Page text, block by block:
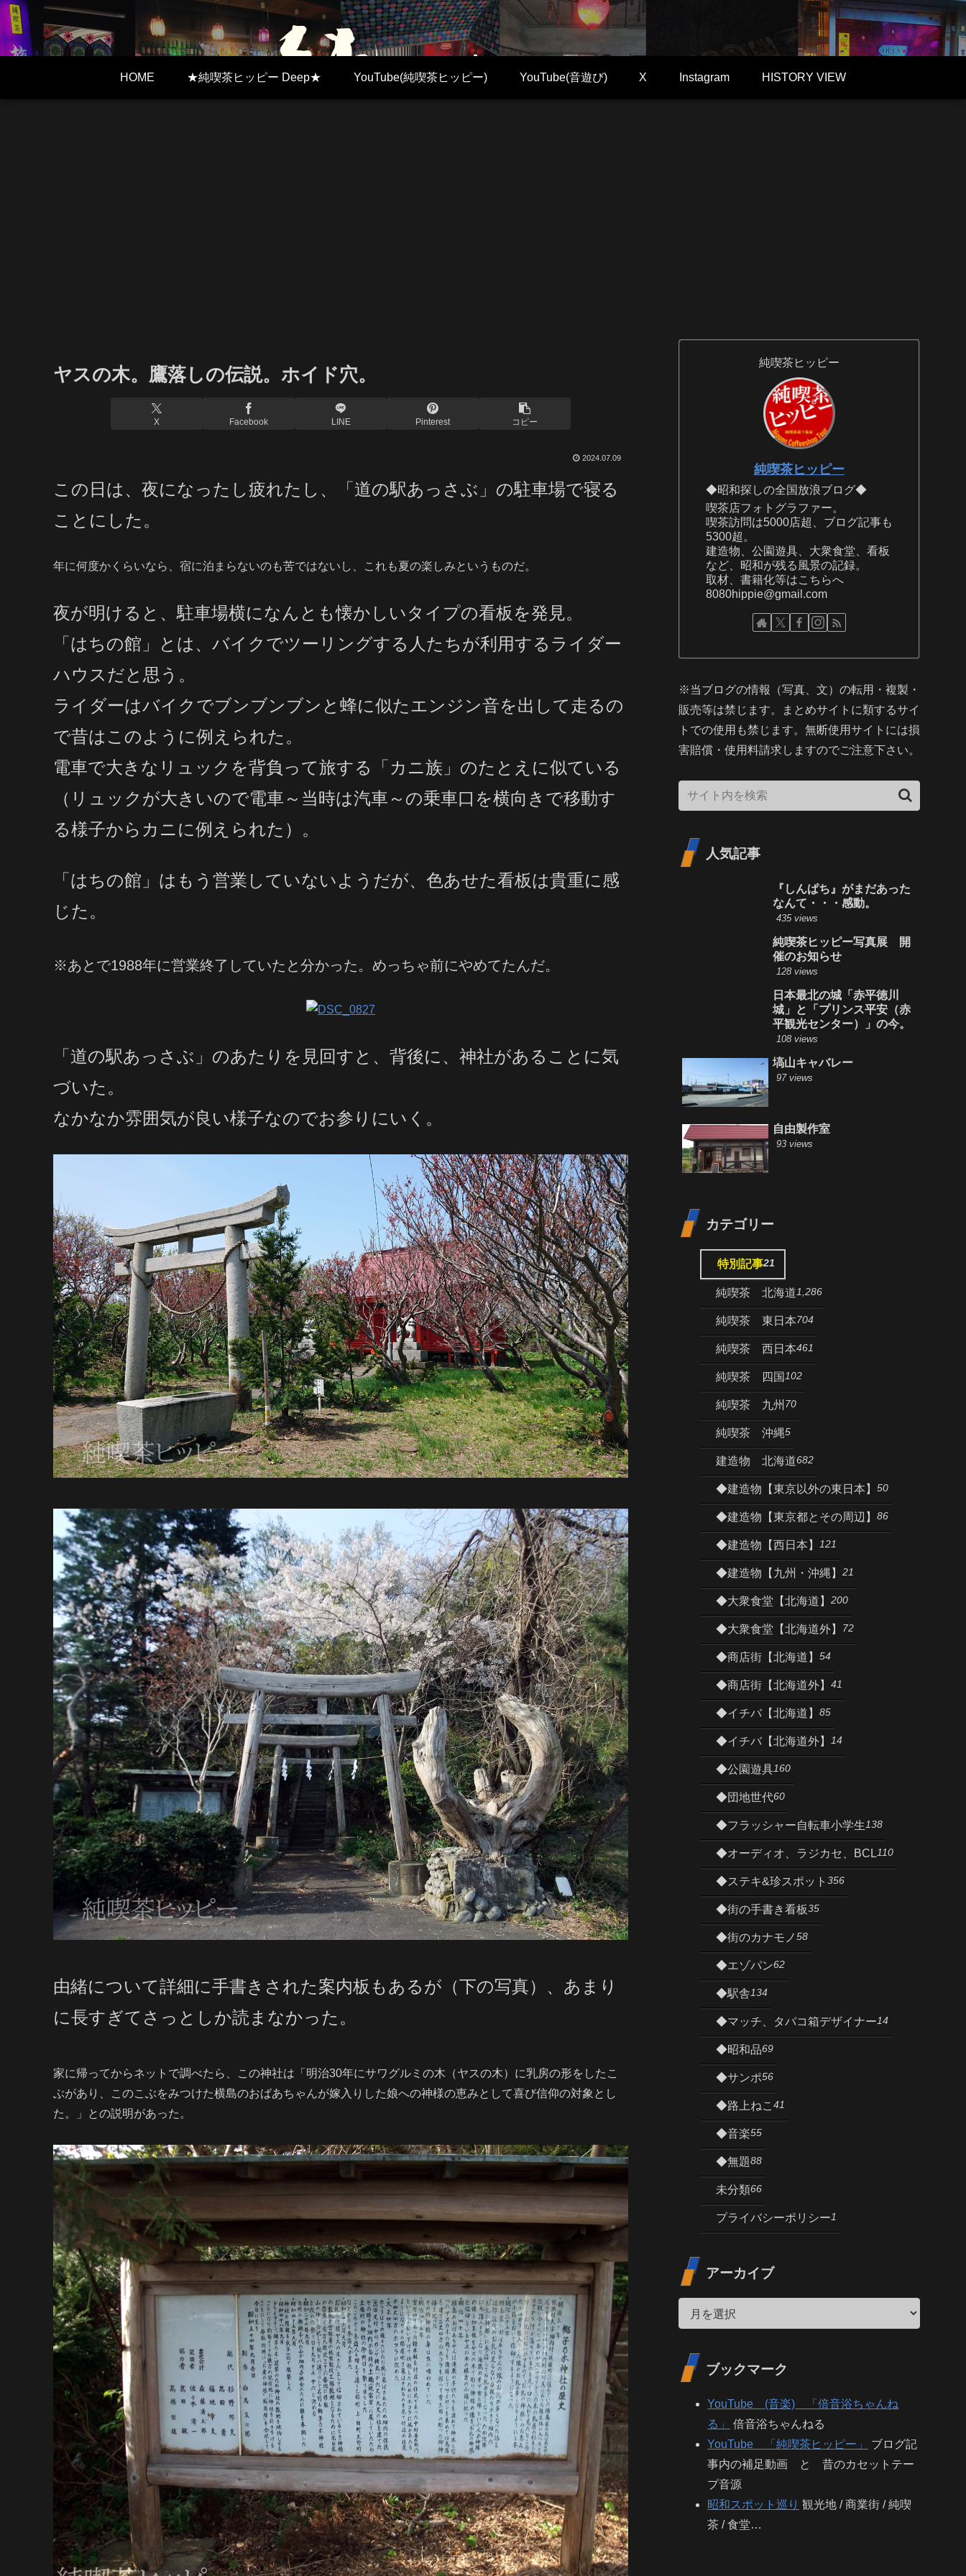
HOME ★純喫茶ヒッピー Deep★ YouTube(純喫茶ヒッピー) YouTube(音遊び) X Instagram HISTORY VIEW
ヤスの木。鷹落しの伝説。ホイド穴。
X Facebook LINE Pinterest コピー
2024.07.09
この日は、夜になったし疲れたし、「道の駅あっさぶ」の駐車場で寝る
ことにした。
年に何度かくらいなら、宿に泊まらないのも苦ではないし、これも夏の楽しみというものだ。
夜が明けると、駐車場横になんとも懐かしいタイプの看板を発見。
「はちの館」とは、バイクでツーリングする人たちが利用するライダー
ハウスだと思う。
ライダーはバイクでブンブンブンと蜂に似たエンジン音を出して走るの
で昔はこのように例えられた 。
電車で大きなリュックを背負って旅する「カニ族」のたとえに似ている
（リュックが大きいので電車～当時は汽車～の乗車口を横向きで移動す
る様子からカニに例えられた）。
「はちの館」はもう営業していないようだが、色あせた看板は貴重に感
じた。
※あとで1988年に営業終了していたと分かった。めっちゃ前にやめてたんだ。
「道の駅あっさぶ」のあたりを見回すと、背後に、神社があることに気
づいた。
なかなか雰囲気が良い様子なのでお参りにいく。
由緒について詳細に手書きされた案内板もあるが（下の写真）、あまり
に長すぎてさっとしか読まなかった。
家に帰ってからネットで調べたら、この神社は「明治30年にサワグルミの木（ヤスの木）に乳房の形をしたこ
ぶがあり、このこぶをみつけた横島のおばあちゃんが嫁入りした娘への神様の恵みとして喜び信仰の対象とし
た。」との説明があった。
純喫茶ヒッピー
純喫茶ヒッピー
◆昭和探しの全国放浪ブログ◆
喫茶店フォトグラファー。
喫茶訪問は5000店超、ブログ記事も
5300超。
建造物、公園遊具、大衆食堂、看板
など、昭和が残る風景の記録。
取材、書籍化等はこちらへ
8080hippie@gmail.com
※当ブログの情報（写真、文）の転用・複製・
販売等は禁じます。まとめサイトに類するサイ
トでの使用も禁じます。無断使用サイトには損
害賠償・使用料請求しますのでご注意下さい。
人気記事
『しんぱち』がまだあった
なんて・・・感動。
435 views
純喫茶ヒッピー写真展 開
催のお知らせ
128 views
日本最北の城「赤平徳川
城」と「プリンス平安（赤
平観光センター）」の今。
108 views
塙山キャバレー
97 views
自由製作室
93 views
カテゴリー
特別記事21
純喫茶 北海道1,286
純喫茶 東日本704
純喫茶 西日本461
純喫茶 四国 102
純喫茶 九州 70
純喫茶 沖縄5
建造物 北海道682
◆建造物【東京以外の東日本】 50
◆建造物【東京都とその周辺】 86
◆建造物【西日本】 121
◆建造物【九州・沖縄】 21
◆大衆食堂【北海道】 200
◆大衆食堂【北海道外】 72
◆商店街【北海道】 54
◆商店街【北海道外】 41
◆イチバ【北海道】 85
◆イチバ【北海道外】 14
◆公園遊具160
◆団地世代60
◆フラッシャー自転車小学生138
◆オーディオ、ラジカセ、BCL110
◆ステキ&珍スポット 356
◆街の手書き看板35
◆街のカナモノ58
◆エゾパン62
◆駅舎134
◆マッチ、タバコ箱デザイナー14
◆昭和品69
◆サンポ56
◆路上ねこ 41
◆音楽55
◆無題88
未分類66
プライバシーポリシー1
アーカイブ
ブックマーク
YouTube (音楽) 「倍音浴ちゃんね
る」
倍音浴ちゃんねる
YouTube 「純喫茶ヒッピー」
ブログ記
事内の補足動画 と 昔のカセットテー
プ音源
昭和スポット巡り 観光地 / 商業街 / 純喫
茶 / 食堂…